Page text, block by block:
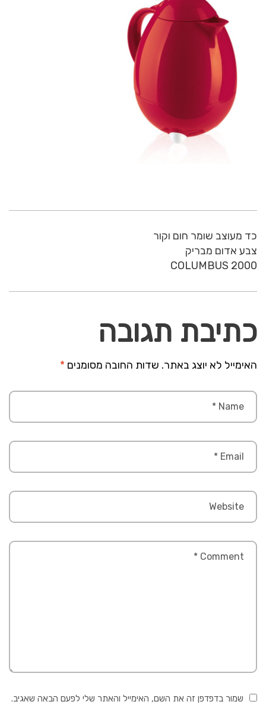
כד מעוצב שומר חום וקור
צבע אדום מבריק
COLUMBUS 2000
כתיבת תגובה
האימייל לא יוצג באתר. שדות החובה מסומנים *
שמור בדפדפן זה את השם, האימייל והאתר שלי לפעם הבאה שאגיב.